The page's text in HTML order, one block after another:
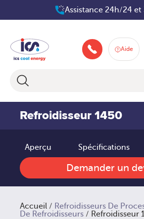
Assistance 24h/24 et
+33 160 66
Aide
Refroidisseur 1450
Aperçu Spécifications
Demander un
Accueil / Refroidisseurs De
De Refroidisseurs / Refroidisseur